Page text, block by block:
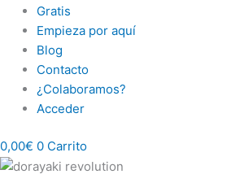
Gratis
Empieza por aquí
Blog
Contacto
¿Colaboramos?
Acceder
0,00€ 0 Carrito